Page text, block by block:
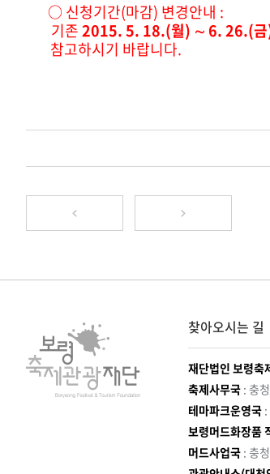
○ 신청기간(마감) 변경안내 :
기존2015. 5. 18.(월) ∼ 6. 26.(
참고하시기 바랍니다.
찾아오시는 길
재단법인 보령축
축제사무국 : 충
테마파크운영국
보령머드화장품
머드사업국 : 충